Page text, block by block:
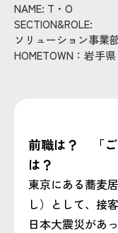
NAME: T・O
SECTION&ROLE:
ソリューション事業
HOMETOWN：岩手
前職は？ 「ご
は？
東京にある蕎麦
し）として、接
日本大震災があ